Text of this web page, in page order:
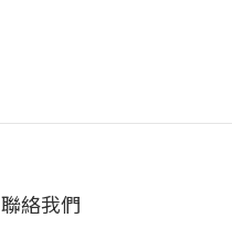
聯絡我們